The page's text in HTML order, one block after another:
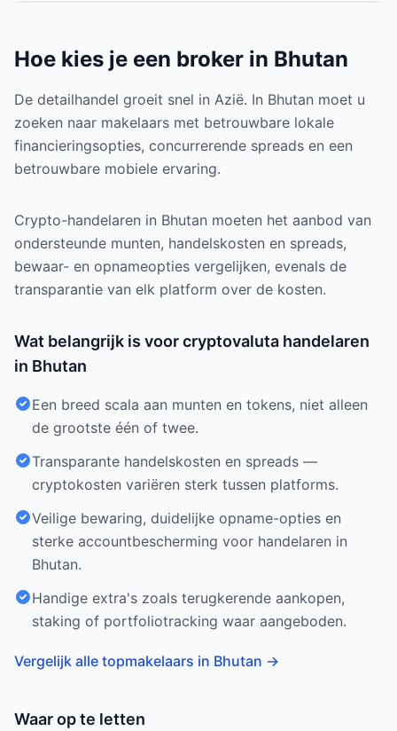
Hoe kies je een broker in Bhutan
De detailhandel groeit snel in Azië. In Bhutan moet u
zoeken naar makelaars met betrouwbare lokale
financieringsopties, concurrerende spreads en een
betrouwbare mobiele ervaring.
Crypto-handelaren in Bhutan moeten het aanbod van
ondersteunde munten, handelskosten en spreads,
bewaar- en opnameopties vergelijken, evenals de
transparantie van elk platform over de kosten.
Wat belangrijk is voor cryptovaluta handelaren
in Bhutan
Een breed scala aan munten en tokens, niet alleen
de grootste één of twee.
Transparante handelskosten en spreads —
cryptokosten variëren sterk tussen platforms.
Veilige bewaring, duidelijke opname-opties en
sterke accountbescherming voor handelaren in
Bhutan.
Handige extra's zoals terugkerende aankopen,
staking of portfoliotracking waar aangeboden.
Vergelijk alle topmakelaars in Bhutan →
Waar op te letten